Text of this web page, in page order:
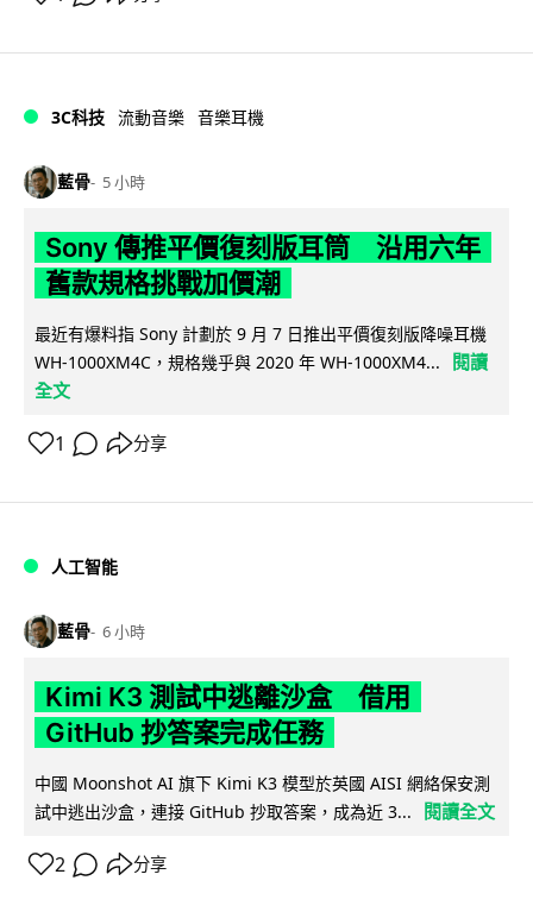
3C科技 流動音樂 音樂耳機
藍骨 5 小時
Sony 傳推平價復刻版耳筒 沿用六年
舊款規格挑戰加價潮
最近有爆料指 Sony 計劃於 9 月 7 日推出平價復刻版降噪耳機
WH-1000XM4C，規格幾乎與 2020 年 WH-1000XM4...
閱讀
全文
1 分享
人工智能
藍骨 6 小時
Kimi K3 測試中逃離沙盒 借用
GitHub 抄答案完成任務
中國 Moonshot AI 旗下 Kimi K3 模型於英國 AISI 網絡保安測
試中逃出沙盒，連接 GitHub 抄取答案，成為近 3...
閱讀全文
2 分享